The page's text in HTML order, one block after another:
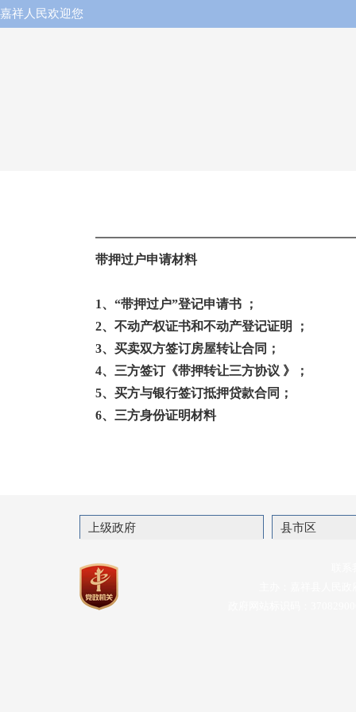
嘉祥人民欢迎您
带押过户申请材料
1、 “带押过户”登记申请书 ；
2、 不动产权证书和不动产登记证明
；
3、买卖双方签订房屋转让合同；
4、三方签订《带押转让三方协议 》；
5、买方与银行签订抵押贷款合同；
6、三方身份证明材料
上级政府 县市区